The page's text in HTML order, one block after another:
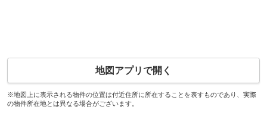
地図アプリで開く
※地図上に表示される物件の位置は付近住所に所在することを表すものであり、実際
の物件所在地とは異なる場合がございます。